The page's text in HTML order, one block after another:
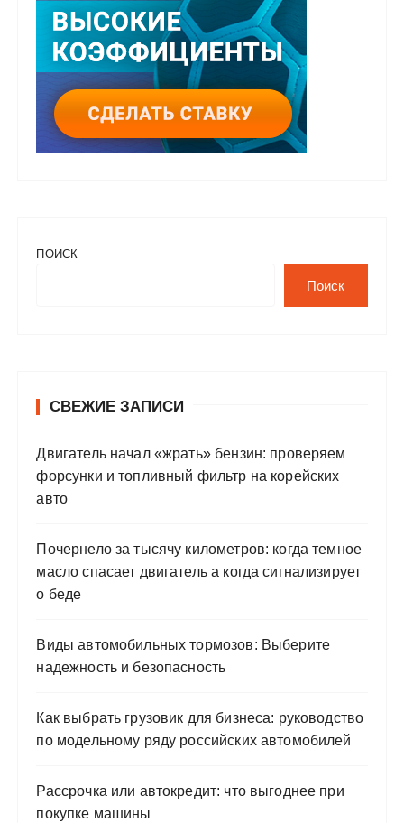
ПОИСК
Поиск
СВЕЖИЕ ЗАПИСИ
Двигатель начал «жрать» бензин: проверяем
форсунки и топливный фильтр на корейских
авто
Почернело за тысячу километров: когда темное
масло спасает двигатель а когда сигнализирует
о беде
Виды автомобильных тормозов: Выберите
надежность и безопасность
Как выбрать грузовик для бизнеса: руководство
по модельному ряду российских автомобилей
Рассрочка или автокредит: что выгоднее при
покупке машины